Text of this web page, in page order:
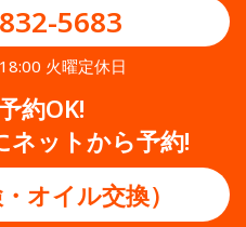
5683
火曜定休日
約OK!
ネットから予約!
オイル交換）